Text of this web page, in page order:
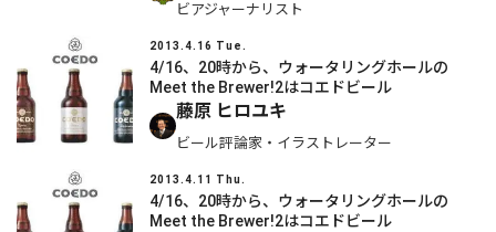
ビアジャーナリスト
2013.4.16 Tue.
4/16、20時から、ウォータリングホールの
Meet the Brewer!2はコエドビール
藤原 ヒロユキ
ビール評論家・イラストレーター
2013.4.11 Thu.
4/16、20時から、ウォータリングホールの
Meet the Brewer!2はコエドビール